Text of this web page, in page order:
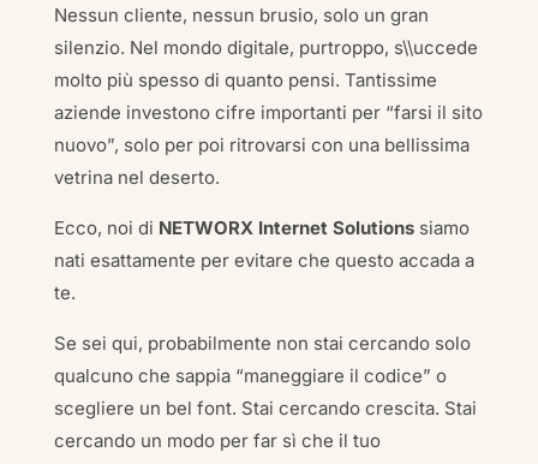
Nessun cliente, nessun brusio, solo un gran
silenzio. Nel mondo digitale, purtroppo, s\\uccede
molto più spesso di quanto pensi. Tantissime
aziende investono cifre importanti per “farsi il sito
nuovo”, solo per poi ritrovarsi con una bellissima
vetrina nel deserto.
Ecco, noi di NETWORX Internet Solutionssiamo
nati esattamente per evitare che questo accada a
te.
Se sei qui, probabilmente non stai cercando solo
qualcuno che sappia “maneggiare il codice” o
scegliere un bel font. Stai cercando crescita. Stai
cercando un modo per far sì che il tuo